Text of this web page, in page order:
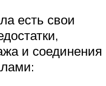
есть свои
и соединения